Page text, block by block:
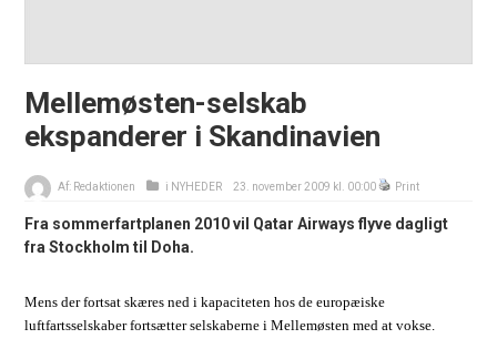
Mellemøsten-selskab
ekspanderer i Skandinavien
Af: Redaktionen i NYHEDER 23. november 2009 kl. 00:00 Print
Fra sommerfartplanen 2010 vil Qatar Airways flyve dagligt
fra Stockholm til Doha.
Mens der fortsat skæres ned i kapaciteten hos de europæiske
luftfartsselskaber fortsætter selskaberne i Mellemøsten med at vokse.